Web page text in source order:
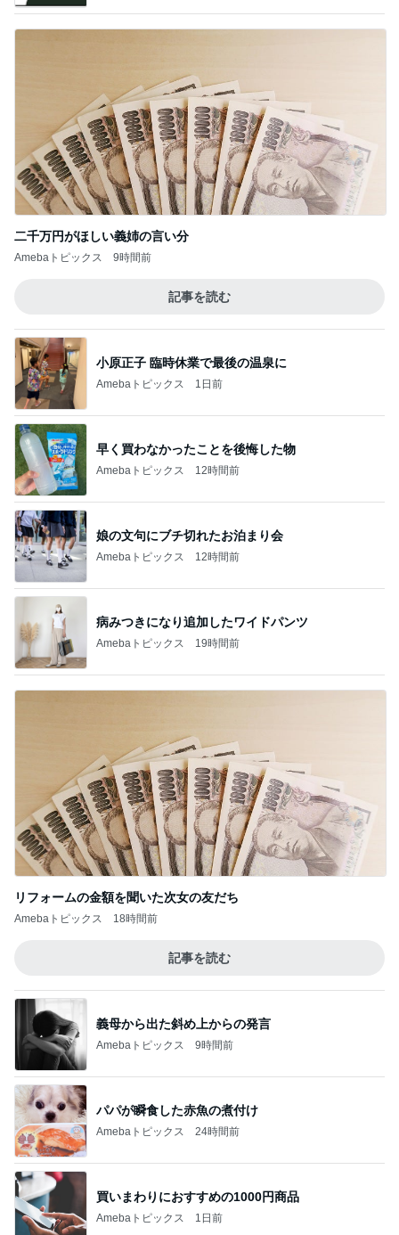
二千万円がほしい義姉の言い分
Amebaトピックス 9時間前
記事を読む
小原正子 臨時休業で最後の温泉に
Amebaトピックス 1日前
早く買わなかったことを後悔した物
Amebaトピックス 12時間前
娘の文句にブチ切れたお泊まり会
Amebaトピックス 12時間前
病みつきになり追加したワイドパンツ
Amebaトピックス 19時間前
リフォームの金額を聞いた次女の友だち
Amebaトピックス 18時間前
記事を読む
義母から出た斜め上からの発言
Amebaトピックス 9時間前
パパが瞬食した赤魚の煮付け
Amebaトピックス 24時間前
買いまわりにおすすめの1000円商品
Amebaトピックス 1日前